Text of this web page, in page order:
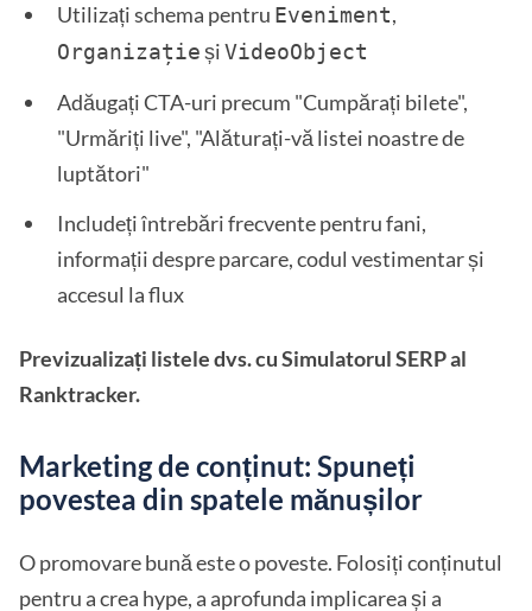
Utilizați schema pentru Eveniment,
OrganizațieșiVideoObject
Adăugați CTA-uri precum "Cumpărați bilete",
"Urmăriți live", "Alăturați-vă listei noastre de
luptători"
Includeți întrebări frecvente pentru fani,
informații despre parcare, codul vestimentar și
accesul la flux
Previzualizați listele dvs. cu Simulatorul SERP al
Ranktracker.
Marketing de conținut: Spuneți
povestea din spatele mănușilor
O promovare bună este o poveste. Folosiți conținutul
pentru a crea hype, a aprofunda implicarea și a